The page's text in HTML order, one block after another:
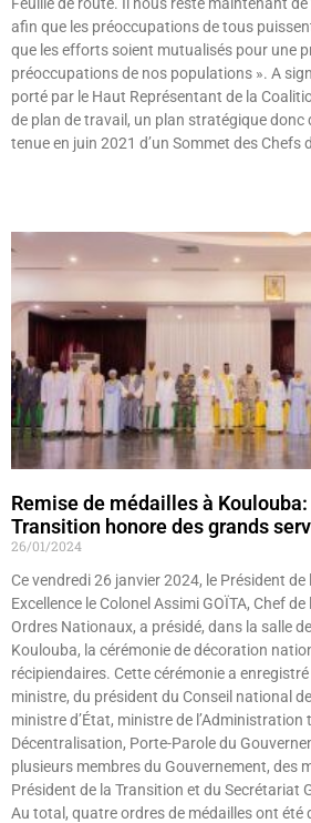
afin que les préoccupations de tous
que les efforts soient mutualisés pour une
préoccupations de nos populations ». A
porté par le Haut Représentant de la
de plan de travail, un plan stratégique donc
tenue en juin 2021 d’un Sommet des Chefs
Remise de médailles à
Transition honore des grands
26/01/2024
Ce vendredi 26 janvier 2024, le Président de
Excellence le Colonel Assimi GOÏTA, Chef
Ordres Nationaux, a présidé, dans la salle
Koulouba, la cérémonie de décoration
récipiendaires. Cette cérémonie a
ministre, du président du Conseil national
ministre d’État, ministre de l’Administration
Décentralisation, Porte-Parole du
plusieurs membres du Gouvernement, des
Président de la Transition et du Secrétariat
Au total, quatre ordres de médailles ont été